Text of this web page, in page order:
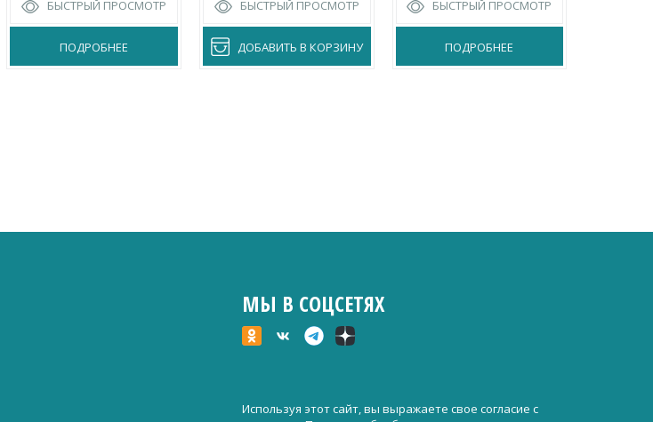
БЫСТРЫЙ ПРОСМОТР
ПОДРОБНЕЕ
БЫСТРЫЙ ПРОСМОТР
ДОБАВИТЬ В КОРЗИНУ
БЫСТРЫЙ ПРОСМОТР
ПОДРОБНЕЕ
МЫ В СОЦСЕТЯХ
Используя этот сайт, вы выражаете свое согласие с